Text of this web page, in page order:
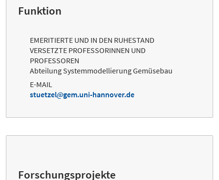
Funktion
EMERITIERTE UND IN DEN RUHESTAND
VERSETZTE PROFESSORINNEN UND
PROFESSOREN
Abteilung Systemmodellierung Gemüsebau
E-MAIL
stuetzel
gem.uni-hannover.de
Forschungsprojekte